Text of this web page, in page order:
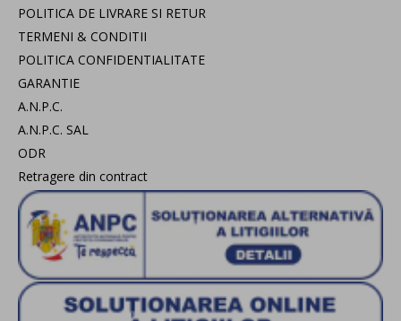
POLITICA DE LIVRARE SI RETUR
TERMENI & CONDITII
POLITICA CONFIDENTIALITATE
GARANTIE
A.N.P.C.
A.N.P.C. SAL
ODR
Retragere din contract